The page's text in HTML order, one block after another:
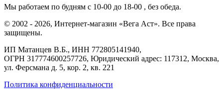
Мы работаем по будням с 10-00 до 18-00 , без обеда.
© 2002 - 2026, Интернет-магазин «Вега Аст». Все права
защищены.
ИП Матанцев В.Б., ИНН 772805141940,
ОГРН 317774600257726, Юридический адрес: 117312, Москва,
ул. Ферсмана д. 5, кор. 2, кв. 221
Политика конфиденциальности